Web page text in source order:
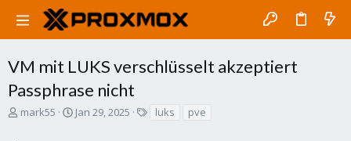
VM mit LUKS verschlüsselt akzeptiert
Passphrase nicht
T
mark55
S
Jan 29, 2025 luks pve